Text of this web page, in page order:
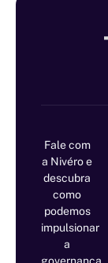
Fale com
a Nivéro e
descubra
como
podemos
impulsionar
a